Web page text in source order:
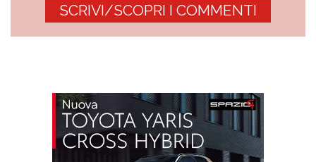
SCRIVI/SCOPRI I COMMENTI